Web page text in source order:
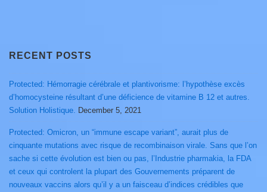
RECENT POSTS
Protected: Hémorragie cérébrale et plantivorisme: l’hypothèse excès
d’homocysteine résultant d’une déficience de vitamine B 12 et autres.
Solution Holistique. December 5, 2021
Protected: Omicron, un “immune escape variant”, aurait plus de
cinquante mutations avec risque de recombinaison virale. Sans que l’on
sache si cette évolution est bien ou pas, l’Industrie pharmakia, la FDA
et ceux qui controlent la plupart des Gouvernements préparent de
nouveaux vaccins alors qu’il y a un faisceau d’indices crédibles que